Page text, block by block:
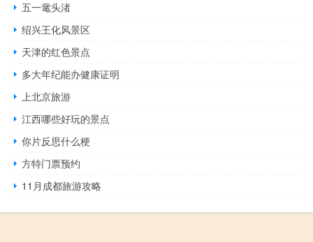
五一鼋头渚
绍兴王化风景区
天津的红色景点
多大年纪能办健康证明
上北京旅游
江西哪些好玩的景点
你片反思什么梗
方特门票预约
11月成都旅游攻略